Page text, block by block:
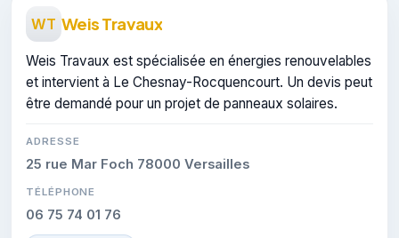
WT Weis Travaux
Weis Travaux est spécialisée en énergies renouvelables
et intervient à Le Chesnay-Rocquencourt. Un devis peut
être demandé pour un projet de panneaux solaires.
ADRESSE
25 rue Mar Foch 78000 Versailles
TÉLÉPHONE
06 75 74 01 76